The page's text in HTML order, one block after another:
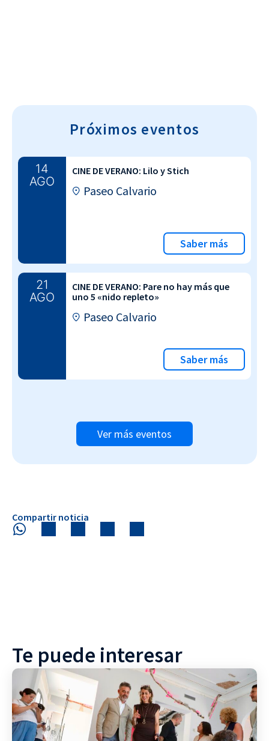
Próximos eventos
14
AGO
CINE DE VERANO: Lilo y Stich
Paseo Calvario
Saber más
21
AGO
CINE DE VERANO: Pare no hay más que
uno 5 «nido repleto»
Paseo Calvario
Saber más
Ver más eventos
Compartir noticia
Te puede interesar